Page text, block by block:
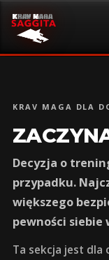
KRAV MAGA DLA
Decyzja o
przypadku.
większego
pewności siebie
Ta sekcja jest dla